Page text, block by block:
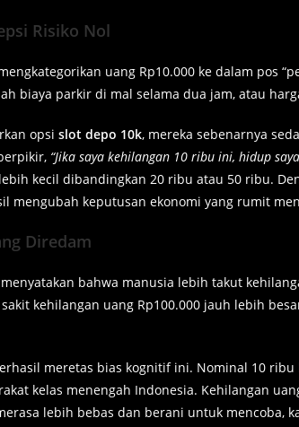
Risiko Nol
uang Rp10.000 ke dalam pos
biaya parkir di mal selama dua jam, atau
opsi slot depo 10k, mereka sebenarnya
“Jika saya kehilangan 10 ribu ini, hidup
kecil dibandingkan 20 ribu atau 50 ribu.
mengubah keputusan ekonomi yang rumit
Diredam
bahwa manusia lebih takut
sakit kehilangan uang Rp100.000 jauh lebih
meretas bias kognitif ini. Nominal 10
kelas menengah Indonesia. Kehilangan
lebih bebas dan berani untuk mencoba,